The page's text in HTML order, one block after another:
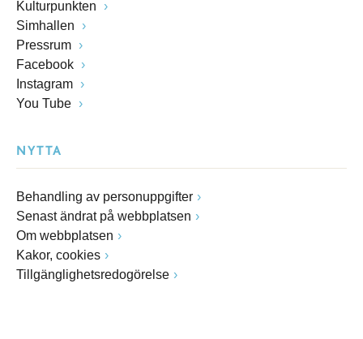
Kulturpunkten
Simhallen
Pressrum
Facebook
Instagram
You Tube
NYTTA
Behandling av personuppgifter
Senast ändrat på webbplatsen
Om webbplatsen
Kakor, cookies
Tillgänglighetsredogörelse